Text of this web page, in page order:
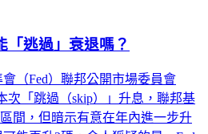
「逃過」衰退嗎？
（Fed）聯邦公開市場委員會
次「跳過（skip）」升息，聯邦基
間，但暗示有意在年內進一步升